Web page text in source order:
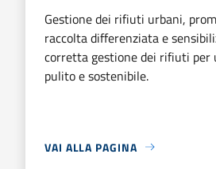
Gestione dei rifiuti urbani,
raccolta differenziata e
corretta gestione dei rifiuti per
pulito e sostenibile.
VAI ALLA PAGINA